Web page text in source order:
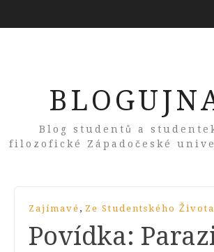
Blog studentů a
filozofické Západočeské
Zajímavé , Ze Studentského Života
Povídka: